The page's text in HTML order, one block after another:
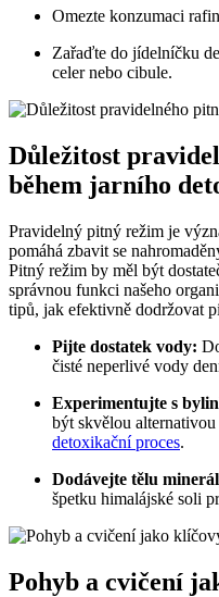
Omezte konzumaci
Zařaďte do jídelníčku
celer nebo cibule.
Důležitost
během jarního
Pravidelný pitný režim je
pomáhá zbavit se
Pitný režim by měl být
správnou funkci našeho
tipů, jak efektivně dodržovat
Pijte dostatek vody:
čisté neperlivé vody
Experimentujte s
být skvělou alternativou
detoxikační proces.
Dodávejte tělu
špetku himalájské soli
Pohyb a cvičení